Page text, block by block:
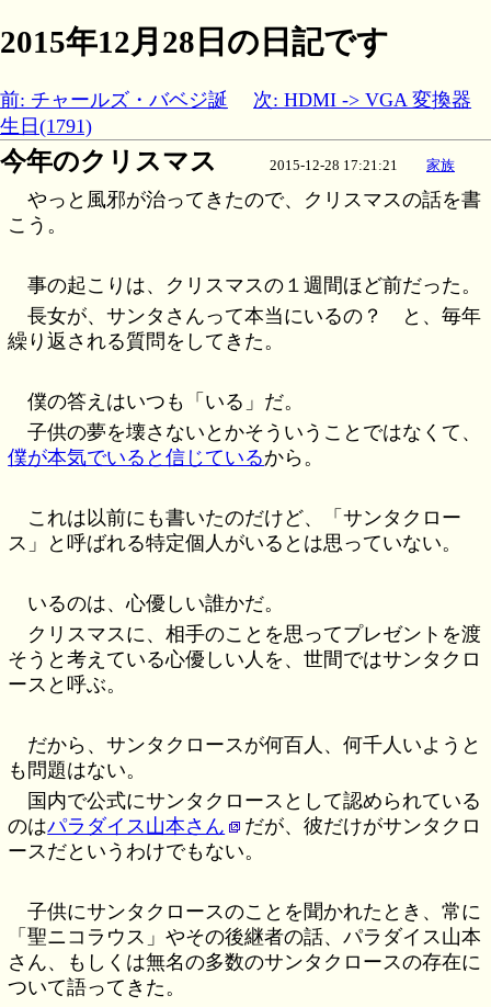
2015年12月28日の日記です
前: チャールズ・バベジ誕
生日(1791)
次: HDMI -> VGA 変換器
今年のクリスマス 2015-12-28 17:21:21 家族
やっと風邪が治ってきたので、クリスマスの話を書
こう。
事の起こりは、クリスマスの１週間ほど前だった。
長女が、サンタさんって本当にいるの？ と、毎年
繰り返される質問をしてきた。
僕の答えはいつも「いる」だ。
子供の夢を壊さないとかそういうことではなくて、
僕が本気でいると信じているから。
これは以前にも書いたのだけど、「サンタクロー
ス」と呼ばれる特定個人がいるとは思っていない。
いるのは、心優しい誰かだ。
クリスマスに、相手のことを思ってプレゼントを渡
そうと考えている心優しい人を、世間ではサンタクロ
ースと呼ぶ。
だから、サンタクロースが何百人、何千人いようと
も問題はない。
国内で公式にサンタクロースとして認められている
のはパラダイス山本さん
だが、彼だけがサンタクロ
ースだというわけでもない。
子供にサンタクロースのことを聞かれたとき、常に
「聖ニコラウス」やその後継者の話、パラダイス山本
さん、もしくは無名の多数のサンタクロースの存在に
ついて語ってきた。